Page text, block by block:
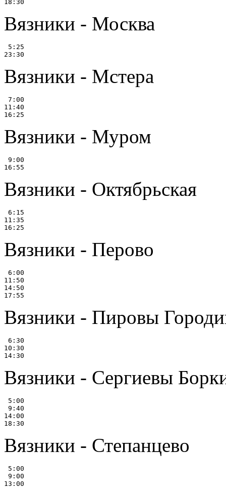
Вязники - Москва
5:25
Вязники - Мстера
7:00
11:40
Вязники - Муром
9:00
Вязники - Октябрьская
6:15
11:35
Вязники - Перово
6:00
11:50
14:50
Вязники - Пировы
6:30
10:30
Вязники - Сергиевы
5:00
9:40
14:00
Вязники - Степанцево
5:00
9:00